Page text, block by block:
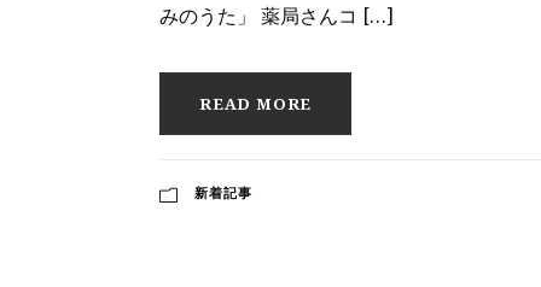
みのうた」 薬局さんコ […]
READ MORE
新着記事